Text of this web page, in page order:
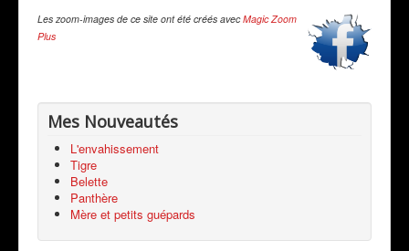
Les zoom-images de ce site ont été créés avecMagic Zoom
Plus
Mes Nouveautés
L'envahissement
Tigre
Belette
Panthère
Mère et petits guépards